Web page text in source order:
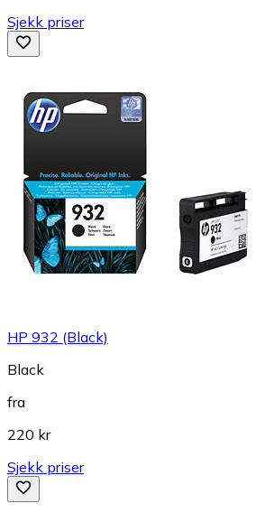
Sjekk priser
HP 932 (Black)
Black
fra
220 kr
Sjekk priser